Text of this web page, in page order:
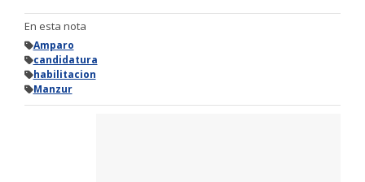
En esta nota
Amparo
candidatura
habilitacion
Manzur